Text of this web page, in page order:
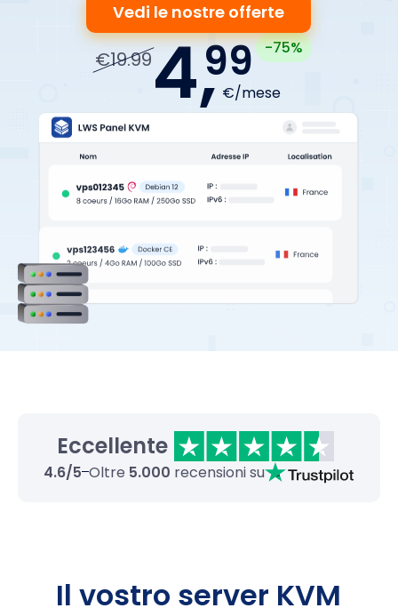
€19.994,99
€/mese
-75%
Vedi le nostre offerte
Eccellente
4.6/5 Oltre 5.000 recensioni su
Il vostro server KVM